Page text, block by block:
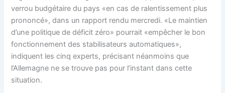
verrou budgétaire du pays «en cas de ralentissement plus
prononcé», dans un rapport rendu mercredi. «Le maintien
d’une politique de déficit zéro» pourrait «empêcher le bon
fonctionnement des stabilisateurs automatiques»,
indiquent les cinq experts, précisant néanmoins que
l’Allemagne ne se trouve pas pour l’instant dans cette
situation.